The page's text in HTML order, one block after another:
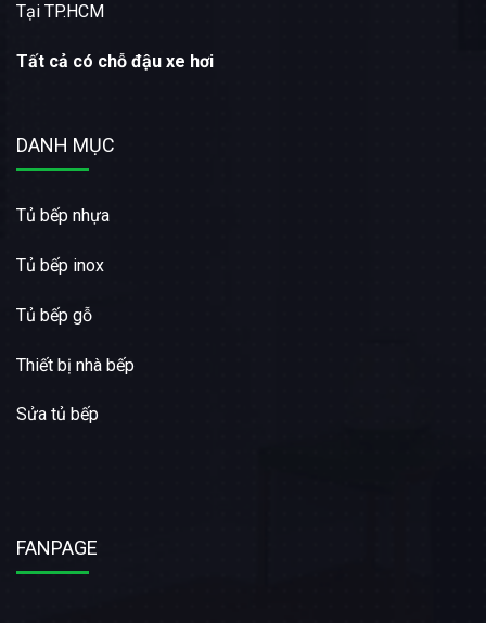
Tại TP.HCM
Tất cả có chỗ đậu xe hơi
DANH MỤC
Tủ bếp nhựa
Tủ bếp inox
Tủ bếp gỗ
Thiết bị nhà bếp
Sửa tủ bếp
FANPAGE